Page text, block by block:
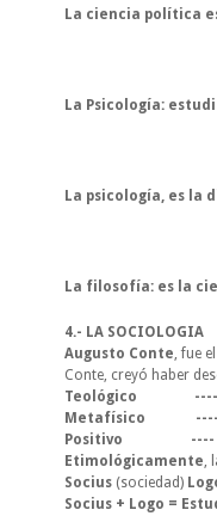
La ciencia política
La Psicología:
La psicología, es la
La filosofía: es la
4.- LA SOCIOLOGIA
Augusto Conte, fue
Conte, creyó haber
Teológico
Metafísico
Positivo
Etimológicamente,
Socius (sociedad)
Socius + Logo =